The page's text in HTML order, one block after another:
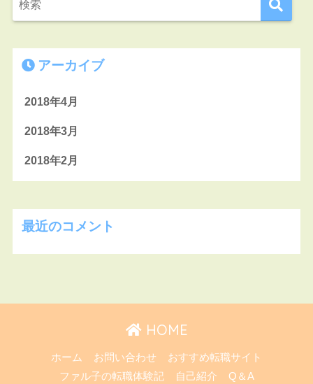
アーカイブ
2018年4月
2018年3月
2018年2月
最近のコメント
HOME
ホーム お問い合わせ
おすすめ転職サイト
ファル子の転職体験記
自己紹介 Q＆A